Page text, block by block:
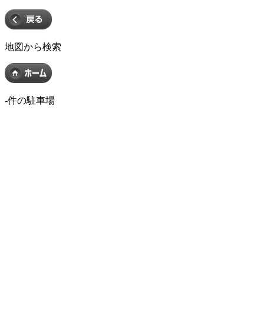
地図から検索
-件の駐車場